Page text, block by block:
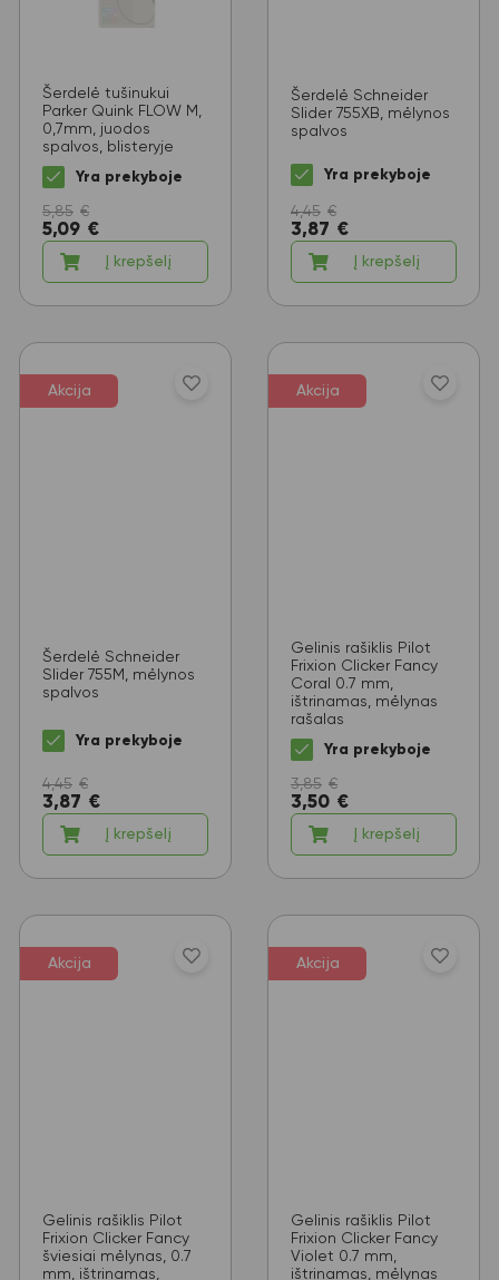
Šerdelė tušinukui
Parker Quink FLOW M,
0,7mm, juodos
spalvos, blisteryje
Yra prekyboje
5,85 €
5,09 €
Į krepšelį
Šerdelė Schneider
Slider 755XB, mėlynos
spalvos
Yra prekyboje
4,45 €
3,87 €
Į krepšelį
Akcija
Šerdelė Schneider
Slider 755M, mėlynos
spalvos
Yra prekyboje
4,45 €
3,87 €
Į krepšelį
Akcija
Gelinis rašiklis Pilot
Frixion Clicker Fancy
Coral 0.7 mm,
ištrinamas, mėlynas
rašalas
Yra prekyboje
3,85 €
3,50 €
Į krepšelį
Akcija
Gelinis rašiklis Pilot
Frixion Clicker Fancy
šviesiai mėlynas, 0.7
mm, ištrinamas,
Akcija
Gelinis rašiklis Pilot
Frixion Clicker Fancy
Violet 0.7 mm,
ištrinamas, mėlynas